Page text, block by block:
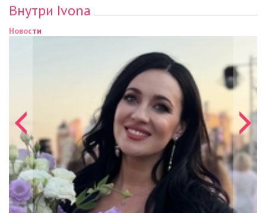
Внутри Ivona
Новости